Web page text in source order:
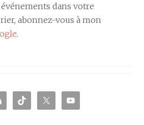
dans votre
abonnez-vous à mon
.